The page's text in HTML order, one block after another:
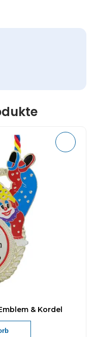
& Kordel